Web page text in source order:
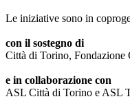
Le iniziative sono in
con il sostegno di
Città di Torino,
e in collaborazione con
ASL Città di Torino e ASL